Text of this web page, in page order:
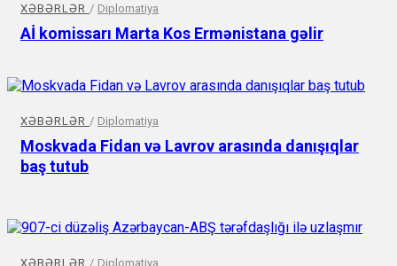
XƏBƏRLƏR / Diplomatiya
Aİ komissarı Marta Kos Ermənistana gəlir
XƏBƏRLƏR / Diplomatiya
Moskvada Fidan və Lavrov arasında danışıqlar
baş tutub
XƏBƏRLƏR / Diplomatiya